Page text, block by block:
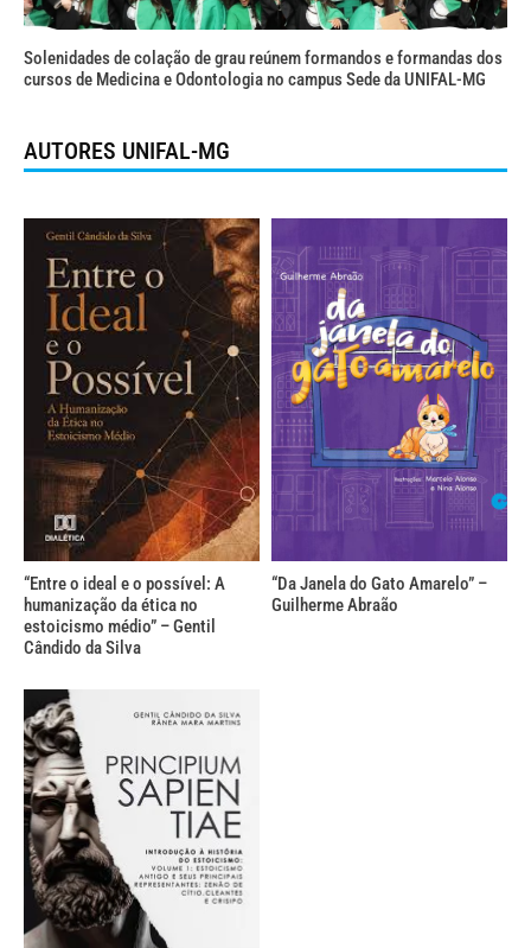
Solenidades de colação de grau reúnem formandos e formandas dos
cursos de Medicina e Odontologia no campus Sede da UNIFAL-MG
AUTORES UNIFAL-MG
“Entre o ideal e o possível: A
humanização da ética no
estoicismo médio” – Gentil
Cândido da Silva
“Da Janela do Gato Amarelo” –
Guilherme Abraão